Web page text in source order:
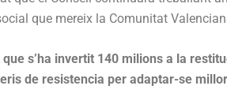
que mereix la Comunitat
s’ha invertit 140 milions a la
de resistencia per adaptar-se